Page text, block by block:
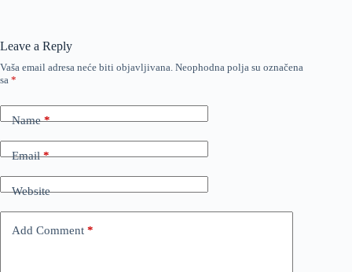
Leave a Reply
Vaša email adresa neće biti objavljivana. Neophodna polja su označena
sa *
Name*
Email*
Website
Add Comment *